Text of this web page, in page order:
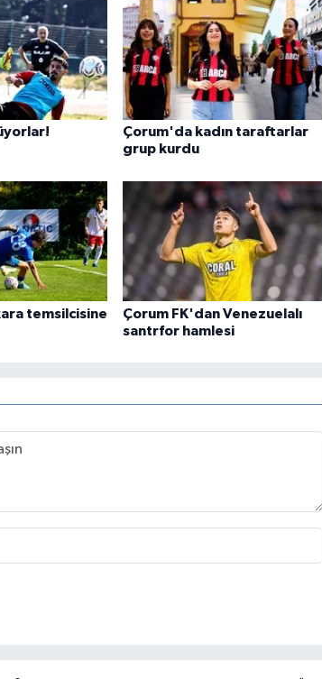
Çorum'da kadın taraftarlar
grup kurdu
temsilcisine
Çorum FK'dan Venezuelalı
santrfor hamlesi